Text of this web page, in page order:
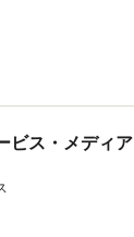
ビス・メディア